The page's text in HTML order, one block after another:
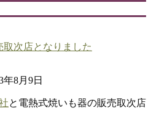
次店となりました
年8月9日
と電熱式焼いも器の販売取次店